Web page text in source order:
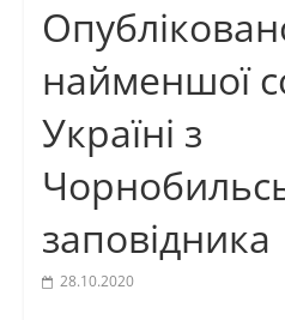
найменшої
Україні з
заповідника
28.10.2020